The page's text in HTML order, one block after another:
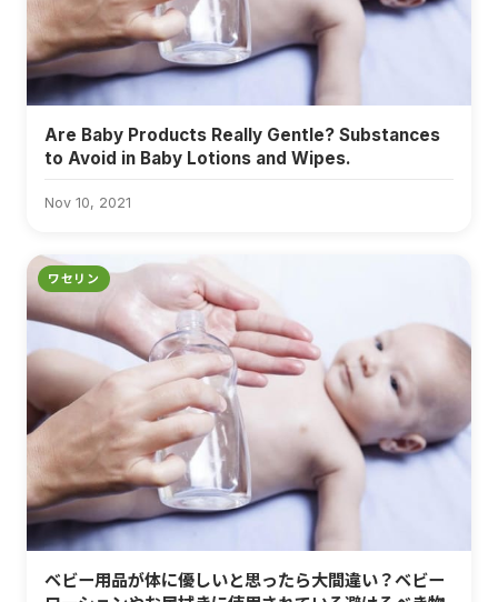
Are Baby Products Really Gentle? Substances
to Avoid in Baby Lotions and Wipes.
Nov 10, 2021
ワセリン
ベビー用品が体に優しいと思ったら大間違い？ベビー